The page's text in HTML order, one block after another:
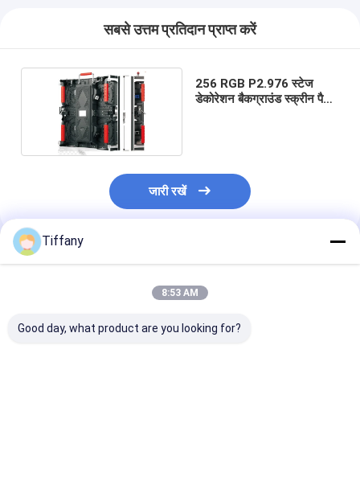
सबसे उत्तम प्रतिदान प्राप्त करें
256 RGB P2.976 स्टेज
डेकोरेशन बैकग्राउंड स्क्रीन पैनल
जारी रखें
अनुशंसित उत्पाद
Tiffany
8:53 AM
Good day, what product are you looking for?